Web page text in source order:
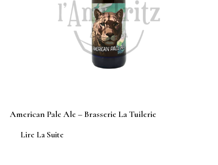
American Pale Ale – Brasserie La Tuilerie
Lire La Suite